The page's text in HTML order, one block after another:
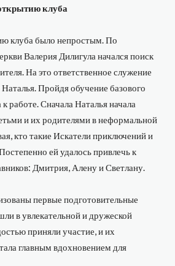
клуба
клуба было непростым. По
Валерия Дилигула начался поиск
На это ответственное служение
Пройдя обучение базового
работе. Сначала Наталья начала
и их родителями в неформальной
кто такие Искатели приключений и
ей удалось привлечь к
Дмитрия, Алену и Светлану.
первые подготовительные
в увлекательной и дружеской
приняли участие, и их
главным вдохновением для